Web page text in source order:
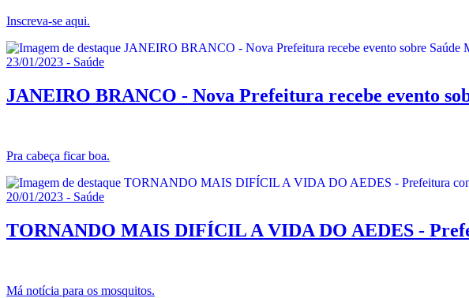
Inscreva-se aqui.
23/01/2023 - Saúde
JANEIRO BRANCO - Nova Prefeitura recebe evento
Pra cabeça ficar boa.
20/01/2023 - Saúde
TORNANDO MAIS DIFÍCIL A VIDA DO AEDES -
Má notícia para os mosquitos.